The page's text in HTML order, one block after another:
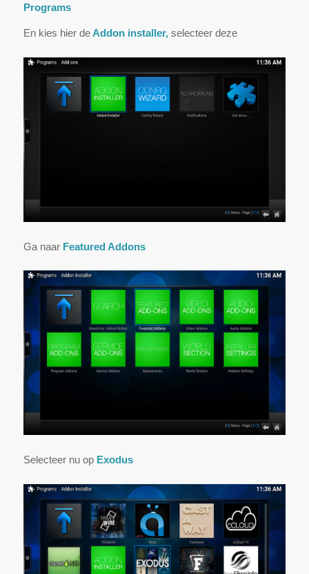
Programs
En kies hier deAddon installer,selecteer deze
Ga naar Featured Addons
Selecteer nu op Exodus